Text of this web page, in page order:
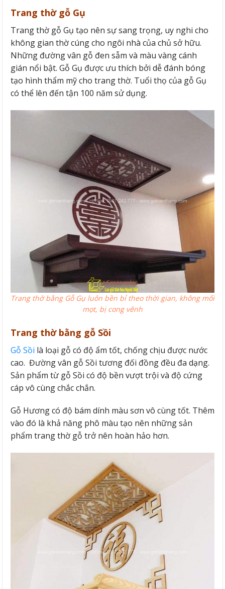
Trang thờ gỗ Gụ
Trang thờ gỗ Gụ tạo nên sự sang trọng, uy nghi cho
không gian thờ cúng cho ngôi nhà của chủ sở hữu.
Những đường vân gỗ đen sẫm và màu vàng cánh
gián nổi bật. Gỗ Gụ được ưu thích bởi dễ đánh bóng
tạo hình thẩm mỹ cho trang thờ. Tuổi thọ của gỗ Gụ
có thể lên đến tận 100 năm sử dụng.
Trang thờ bằng Gỗ Gụ luôn bền bỉ theo thời gian, không mối
mọt, bị cong vênh
Trang thờ bằng gỗ Sồi
Gỗ Sồi là loại gỗ có độ ẩm tốt, chống chịu được nước
cao. Đường vân gỗ Sồi tương đối đồng đều đa dạng.
Sản phẩm từ gỗ Sồi có độ bền vượt trội và độ cứng
cáp vô cùng chắc chắn.
Gỗ Hương có độ bám dính màu sơn vô cùng tốt. Thêm
vào đó là khả năng phô màu tạo nên những sản
phẩm trang thờ gỗ trở nên hoàn hảo hơn.